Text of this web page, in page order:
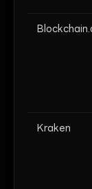
Kraken